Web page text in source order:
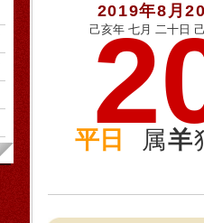
2019年8月
己亥年 七月 二十日
平日 属羊